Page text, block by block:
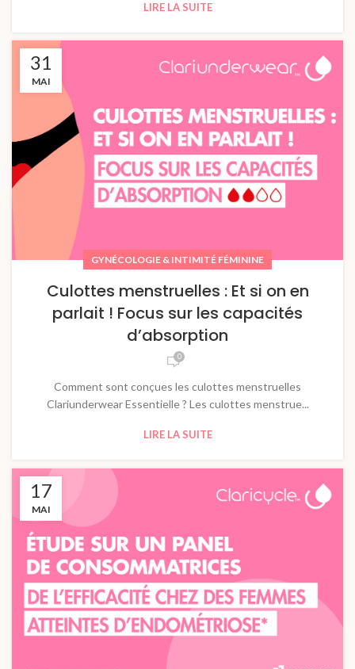
LIRE LA SUITE
31
MAI
GYNÉCOLOGIE & INTIMITÉ FÉMININE
Culottes menstruelles : Et si on en
parlait ! Focus sur les capacités
d’absorption
0
Comment sont conçues les culottes menstruelles
Clariunderwear Essentielle ? Les culottes menstrue...
LIRE LA SUITE
17
MAI